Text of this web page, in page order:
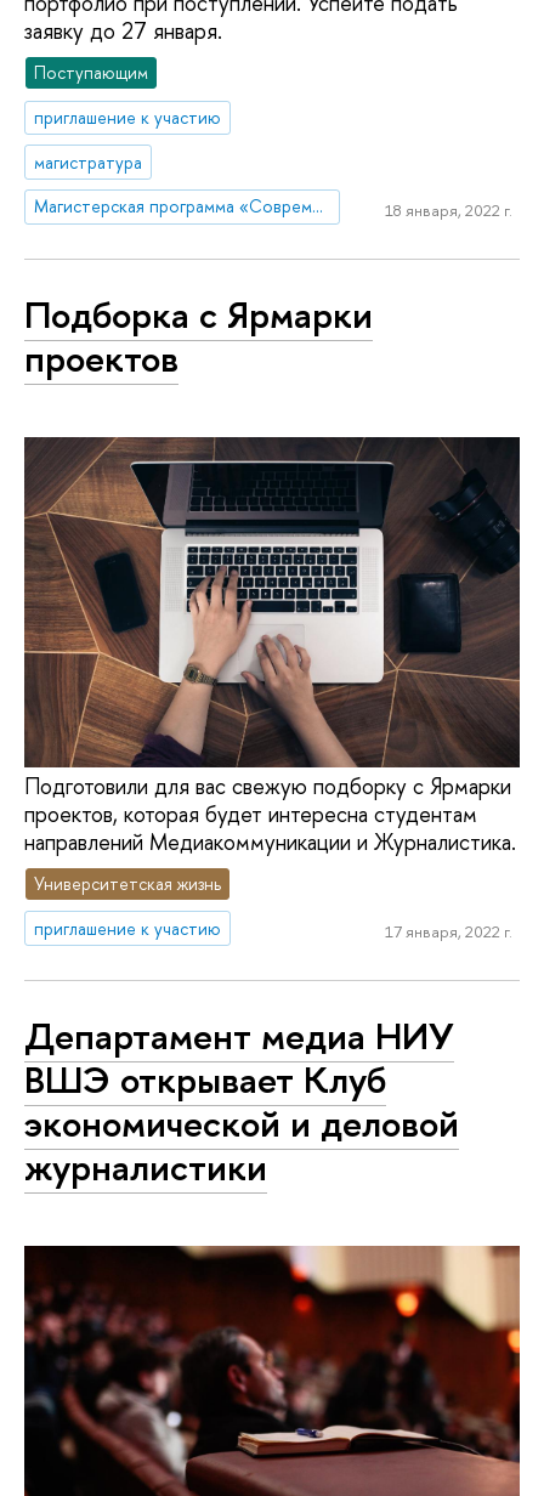
заявку до 27 января.
Поступающим
приглашение к участию
магистратура
Магистерская программа «Современные медиаисследования и аналитика/ Contemporary Media Research»
18 января, 2022 г.
Подборка с Ярмарки
проектов
Подготовили для вас свежую подборку с Ярмарки
проектов, которая будет интересна студентам
направлений Медиакоммуникации и Журналистика.
Университетская жизнь
приглашение к участию
17 января, 2022 г.
Департамент медиа НИУ
ВШЭ открывает Клуб
экономической и деловой
журналистики